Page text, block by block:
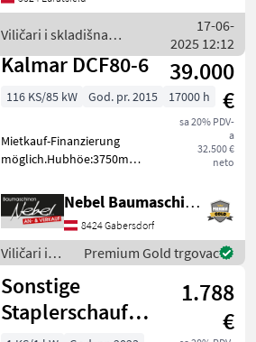
Betriebsstunden: 7762
Baujahr: 2
Viličari i skladišna
tehnika / Jungheinrich
17-06-
2025 12:12
Kalmar DCF80-6
39.000
€
sa 20% PDV-
a
32.500 €
neto
116 KS/85 kW God. pr. 2015 17000 h
Mietkauf-Finanzierung
möglich.Hubhöe:3750mm,
Zinkenverstellung. Gorivo:
Dizel, Podizna snaga (mm):
od 5.000, Tip tova: Dupleks,
, Kabina, Hidraulično
zaključav
Nebel Baumaschinen
8424 Gabersdorf
Viličari i
skladišna
tehnika /
Kalmar
Premium Gold trgovac
Sonstige
Staplerschaufel
1.788
€